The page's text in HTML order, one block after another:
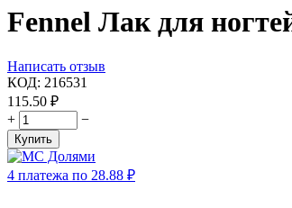
Fennel Лак для
Написать отзыв
КОД: 216531
115.50 ₽
+
−
Купить
4 платежа по 28.88 ₽